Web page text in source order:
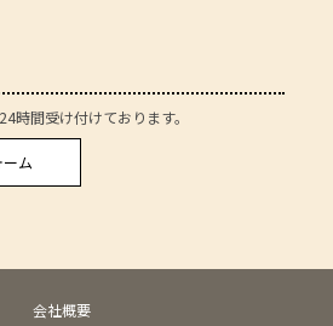
時間受け付けております。
ム
会社概要